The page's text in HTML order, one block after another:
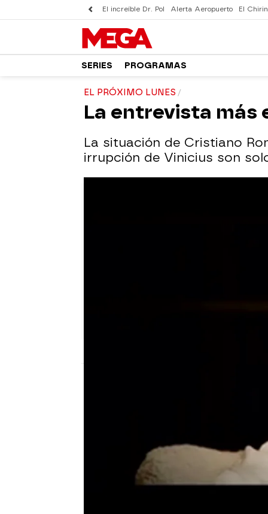
El increíble Dr. Pol Alerta Aeropuerto El
SERIES PROGRAMAS
EL PRÓXIMO LUNES
La entrevista más
La situación de Cristiano
irrupción de Vinicius son
Aguirre a Cristiano
quedado demostrado
ha confirmado que el